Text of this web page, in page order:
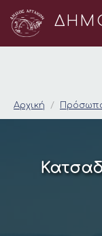
Αρχική